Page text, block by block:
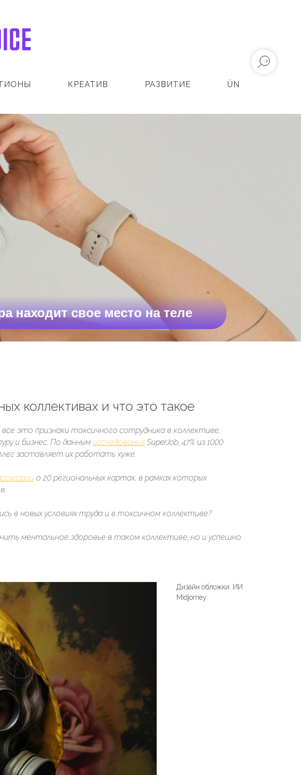
КРЕАТИВ РАЗВИТИЕ
ÜN
находит свое место на теле
коллективах и что это такое
это признаки токсичного сотрудника в коллективе.
и бизнес. По данным исследования SuperJob, 47% из 1000
заставляет их работать хуже.
о 20 региональных картах, в рамках которых
в новых условиях труда и в токсичном коллективе?
ментальное здоровье в таком коллективе, но и успешно
Дизайн обложки: ИИ
Midjorney